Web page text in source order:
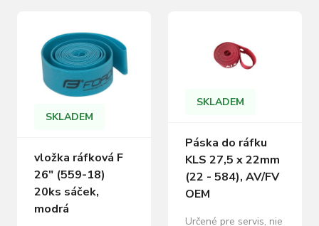
SKLADEM
vložka ráfková F
26" (559-18)
20ks sáček,
modrá
SKLADEM
Páska do ráfku
KLS 27,5 x 22mm
(22 - 584), AV/FV
OEM
Určené pre servis, nie